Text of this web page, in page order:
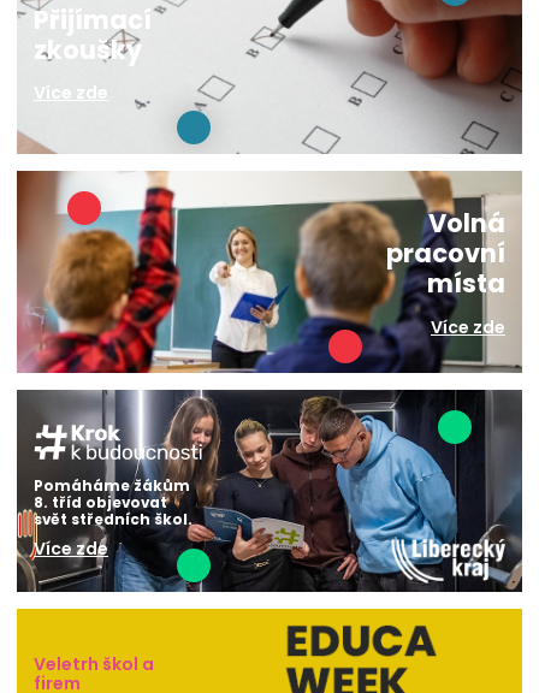
Přijímací
zkoušky
Více zde
Volná
pracovní
místa
Více zde
Pomáháme žákům
8. tříd objevovat
svět středních škol.
Více zde
Veletrh škol a
firem